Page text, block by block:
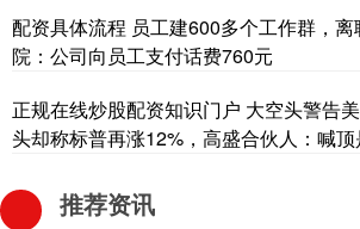
配资具体流程 员工建600多个工作群，
院：公司向员工支付话费760元
正规在线炒股配资知识门户 大空头警告
头却称标普再涨12%，高盛合伙人：喊
推荐资讯